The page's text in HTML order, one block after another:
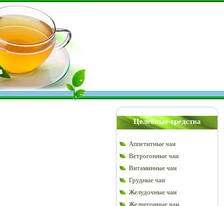
Целебные средства
Аппетитные чаи
Ветрогонные чаи
Витаминные чаи
Грудные чаи
Желудочные чаи
Желчегонные чаи